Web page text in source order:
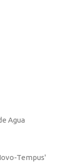
Agua
Tempus'